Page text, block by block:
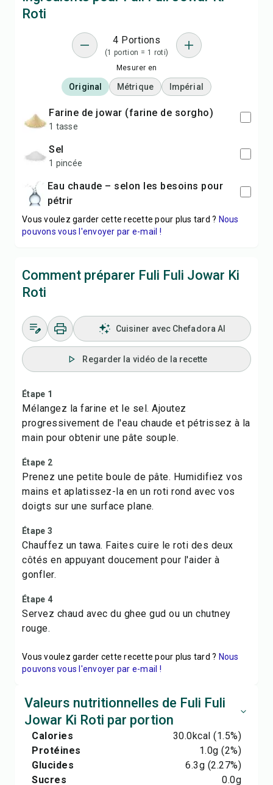
Roti
4 Portions
(1 portion = 1 roti)
Mesurer en
Original Métrique Impérial
Farine de jowar (farine de sorgho)
1 tasse
Sel
1 pincée
Eau chaude – selon les besoins pour
pétrir
Vous voulez garder cette recette pour plus tard ? Nous
pouvons vous l'envoyer par e-mail !
Comment préparer Fuli Fuli Jowar Ki
Roti
Cuisiner avec Chefadora AI
Regarder la vidéo de la recette
Étape 1
Mélangez la farine et le sel. Ajoutez
progressivement de l'eau chaude et pétrissez à la
main pour obtenir une pâte souple.
Étape 2
Prenez une petite boule de pâte. Humidifiez vos
mains et aplatissez-la en un roti rond avec vos
doigts sur une surface plane.
Étape 3
Chauffez un tawa. Faites cuire le roti des deux
côtés en appuyant doucement pour l'aider à
gonfler.
Étape 4
Servez chaud avec du ghee gud ou un chutney
rouge.
Vous voulez garder cette recette pour plus tard ? Nous
pouvons vous l'envoyer par e-mail !
Valeurs nutritionnelles de Fuli Fuli
Jowar Ki Roti par portion
Calories 30.0kcal (1.5%)
Protéines
1.0g (2%)
Glucides
6.3g (2.27%)
Sucres
0.0g